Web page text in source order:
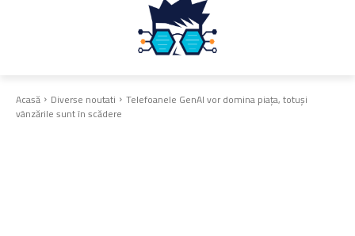
Acasă Diverse noutati Telefoanele GenAI vor domina piața, totuși
vânzările sunt în scădere